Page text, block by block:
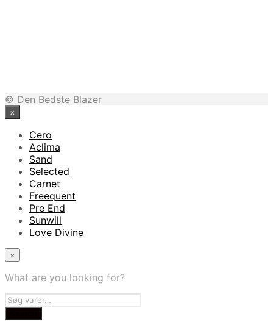
© Den Bedste Blazer
×
Cero
Aclima
Sand
Selected
Carnet
Freequent
Pre End
Sunwill
Love Divine
×
What are you looking for?